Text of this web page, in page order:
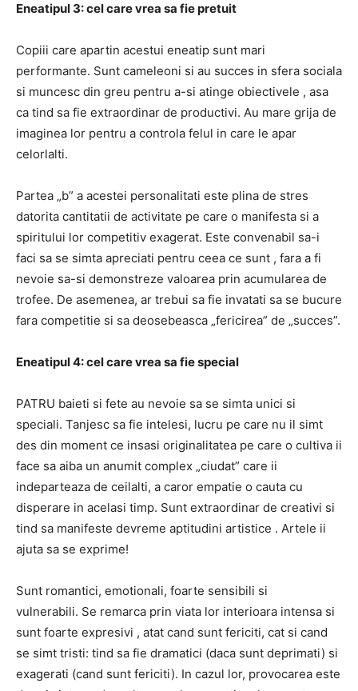
Eneatipul 3: cel care vrea sa fie pretuit
Copiii care apartin acestui eneatip sunt mari
performante. Sunt cameleoni si au succes in sfera sociala
si muncesc din greu pentru a-si atinge obiectivele , asa
ca tind sa fie extraordinar de productivi. Au mare grija de
imaginea lor pentru a controla felul in care le apar
celorlalti.
Partea „b” a acestei personalitati este plina de stres
datorita cantitatii de activitate pe care o manifesta si a
spiritului lor competitiv exagerat. Este convenabil sa-i
faci sa se simta apreciati pentru ceea ce sunt , fara a fi
nevoie sa-si demonstreze valoarea prin acumularea de
trofee. De asemenea, ar trebui sa fie invatati sa se bucure
fara competitie si sa deosebeasca „fericirea” de „succes”.
Eneatipul 4: cel care vrea sa fie special
PATRU baieti si fete au nevoie sa se simta unici si
speciali. Tanjesc sa fie intelesi, lucru pe care nu il simt
des din moment ce insasi originalitatea pe care o cultiva ii
face sa aiba un anumit complex „ciudat” care ii
indeparteaza de ceilalti, a caror empatie o cauta cu
disperare in acelasi timp. Sunt extraordinar de creativi si
tind sa manifeste devreme aptitudini artistice . Artele ii
ajuta sa se exprime!
Sunt romantici, emotionali, foarte sensibili si
vulnerabili. Se remarca prin viata lor interioara intensa si
sunt foarte expresivi , atat cand sunt fericiti, cat si cand
se simt tristi: tind sa fie dramatici (daca sunt deprimati) si
exagerati (cand sunt fericiti). In cazul lor, provocarea este